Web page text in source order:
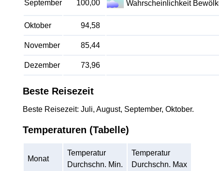
September 100,00 Wahrscheinlichkeit
Oktober 94,58
November 85,44
Dezember 73,96
Beste Reisezeit
Beste Reisezeit: Juli, August, September, Oktober.
Temperaturen (Tabelle)
Monat
Temperatur
Durchschn. Min.
Temperatur
Durchschn. Max